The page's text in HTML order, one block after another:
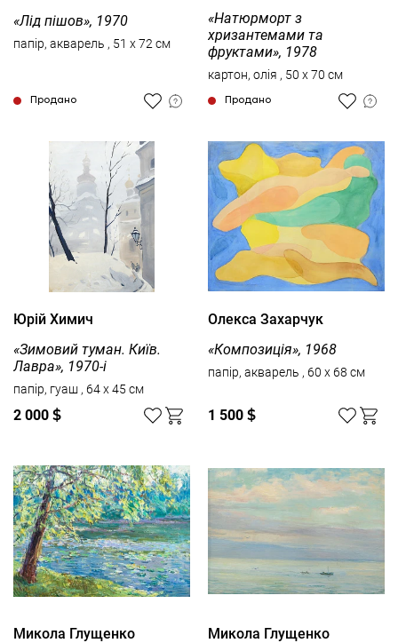
«Лід пішов», 1970
папір, акварель , 51 x 72 см
Продано
«Натюрморт з
хризантемами та
фруктами», 1978
картон, олія , 50 x 70 см
Продано
Юрій Химич
«Зимовий туман. Київ.
Лавра», 1970-і
папір, гуаш , 64 x 45 см
2 000 $
Олекса Захарчук
«Композиція», 1968
папір, акварель , 60 x 68 см
1 500 $
Микола Глущенко
Микола Глущенко